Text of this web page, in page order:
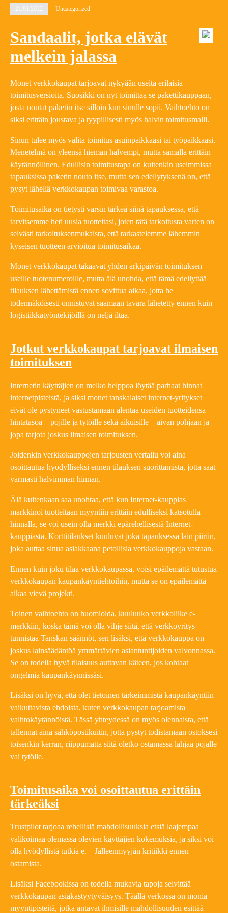
21/01/2022 Uncategorized
Sandaalit, jotka elävät
melkein jalassa
Monet verkkokaupat tarjoavat nykyään useita erilaisia
toimitusversioita. Suosikki on nyt toimittaa se pakettikauppaan,
josta noutat paketin itse silloin kun sinulle sopii. Vaihtoehto on
siksi erittäin joustava ja tyypillisesti myös halvin toimitusmalli.
Sinun tulee myös valita toimitus asuinpaikkaasi tai työpaikkaasi.
Menetelmä on yleensä hieman halvempi, mutta samalla erittäin
käytännöllinen. Edullisin toimitustapa on kuitenkin useimmissa
tapauksissa paketin nouto itse, mutta sen edellytyksenä on, että
pysyt lähellä verkkokaupan toimivaa varastoa.
Toimitusaika on tietysti varsin tärkeä siinä tapauksessa, että
tarvitsemme heti uusia tuotteitasi, joten tätä tarkoitusta varten on
selvästi tarkoituksenmukaista, että tarkastelemme lähemmin
kyseisen tuotteen arvioitua toimitusaikaa.
Monet verkkokaupat takaavat yhden arkipäivän toimituksen
useille tuotenumeroille, mutta älä unohda, että tämä edellyttää
tilauksen lähettämistä ennen sovittua aikaa, jotta he
todennäköisesti onnistuvat saamaan tavara lähetetty ennen kuin
logistiikkatyöntekijöillä on neljä iltaa.
Jotkut verkkokaupat tarjoavat ilmaisen
toimituksen
Internetin käyttäjien on melko helppoa löytää parhaat hinnat
internetpisteistä, ja siksi monet tanskalaiset internet-yritykset
eivät ole pystyneet vastustamaan alentaa useiden tuotteidensa
hintatasoa – pojille ja tytöille sekä aikuisille – aivan pohjaan ja
jopa tarjota joskus ilmaisen toimituksen.
Joidenkin verkkokauppojen tarjousten vertailu voi aina
osoittautua hyödylliseksi ennen tilauksen suorittamista, jotta saat
varmasti halvimman hinnan.
Älä kuitenkaan saa unohtaa, että kun Internet-kauppias
markkinoi tuotteitaan myyntiin erittäin edulliseksi katsotulla
hinnalla, se voi usein olla merkki epärehellisestä Internet-
kauppiasta. Korttitilaukset kuuluvat joka tapauksessa lain piiriin,
joka auttaa sinua asiakkaana petollisia verkkokauppoja vastaan.
Ennen kuin joku tilaa verkkokaupassa, voisi epäilemättä tutustua
verkkokaupan kaupankäyntiehtoihin, mutta se on epäilemättä
aikaa vievä projekti.
Toinen vaihtoehto on huomioida, kuuluuko verkkoliike e-
merkkiin, koska tämä voi olla vihje siitä, että verkkoyritys
tunnistaa Tanskan säännöt, sen lisäksi, että verkkokauppa on
joskus lainsäädäntöä ymmärtävien asiantuntijoiden valvonnassa.
Se on todella hyvä tilaisuus auttavan käteen, jos kohtaat
ongelmia kaupankäynnissäsi.
Lisäksi on hyvä, että olet tietoinen tärkeimmistä kaupankäyntiin
vaikuttavista ehdoista, kuten verkkokaupan tarjoamista
vaihtokäytännöistä. Tässä yhteydessä on myös olennaista, että
tallennat aina sähköpostikuitin, jotta pystyt todistamaan ostoksesi
toisenkin kerran, riippumatta siitä oletko ostamassa lahjaa pojalle
vai tytölle.
Toimitusaika voi osoittautua erittäin
tärkeäksi
Trustpilot tarjoaa rehellisiä mahdollisuuksia etsiä laajempaa
valikoimaa olemassa olevien käyttäjien kokemuksia, ja siksi voi
olla hyödyllistä tutkia e. – Jälleenmyyjän kritiikki ennen
ostamista.
Lisäksi Facebookissa on todella mukavia tapoja selvittää
verkkokaupan asiakastyytyväisyys. Täällä verkossa on monia
myyntipisteitä, jotka antavat ihmisille mahdollisuuden esittää